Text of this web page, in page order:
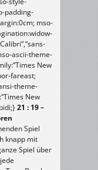
padding-
mso-
ascii-theme-
New
fareast;
theme-
New
21 : 19 –
Spiel
knapp mit
Spiel über